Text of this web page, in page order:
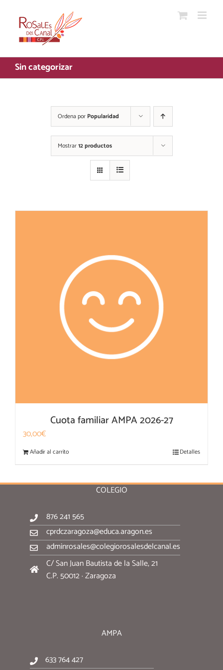
contenido
Sin categorizar
Ordena por Popularidad
Mostrar12 productos
Cuota familiar AMPA 2026-27
30,00€
Añadir al carrito Detalles
COLEGIO
876 241 565
cprdczaragoza@educa.aragon.es
adminrosales@colegiorosalesdelcanal.es
C/ San Juan Bautista de la Salle, 21
C.P. 50012 · Zaragoza
AMPA
633 764 427